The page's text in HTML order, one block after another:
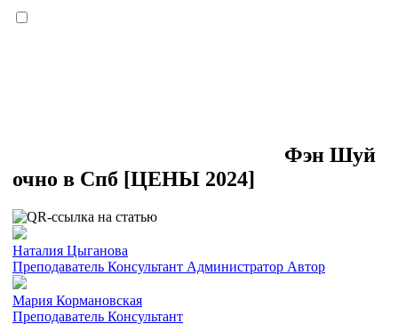
Фэн Шуй
очно в Спб [ЦЕНЫ 2024]
Наталия Цыганова
Преподаватель Консультант Администратор Автор
Мария Кормановская
Преподаватель Консультант